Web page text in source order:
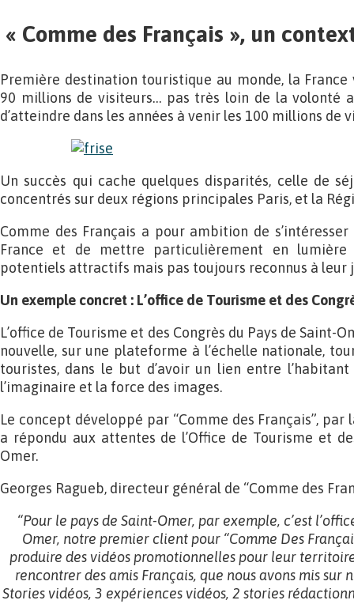
« Comme des Français », un
Première destination touristique au monde, la
90 millions de visiteurs… pas très loin de la volonté
d’atteindre dans les années à venir les 100 millions de
Un succès qui cache quelques disparités, celle de
concentrés sur deux régions principales Paris, et la
Comme des Français a pour ambition de
France et de mettre particulièrement en
potentiels attractifs mais pas toujours reconnus à leur
Un exemple concret : L’office de Tourisme et des
L’office de Tourisme et des Congrès du Pays de Saint-
nouvelle, sur une plateforme à l’échelle nationale,
touristes, dans le but d’avoir un lien entre
l’imaginaire et la force des images.
Le concept développé par “Comme des Français”, par
a répondu aux attentes de l’Office de Tourisme et
Omer.
Georges Ragueb, directeur général de “Comme des
“Pour le pays de Saint-Omer, par exemple, c’est
Omer, notre premier client pour “Comme Des
produire des vidéos promotionnelles pour leur
rencontrer des amis Français, que nous avons mis sur
Stories vidéos, 3 expériences vidéos, 2 stories